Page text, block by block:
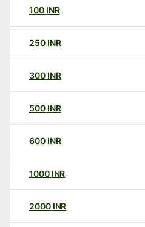
100 INR
250 INR
300 INR
500 INR
600 INR
1000 INR
2000 INR